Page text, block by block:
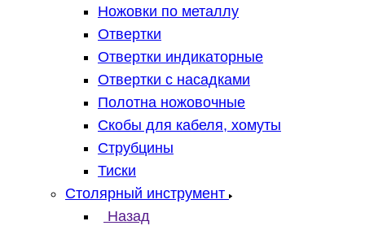
Ножовки по металлу
Отвертки
Отвертки индикаторные
Отвертки с насадками
Полотна ножовочные
Скобы для кабеля, хомуты
Струбцины
Тиски
Столярный инструмент
Назад